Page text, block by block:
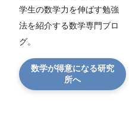
学生の数学力を伸ばす勉強
法を紹介する数学専門ブロ
グ。
数学が得意になる研究
所へ